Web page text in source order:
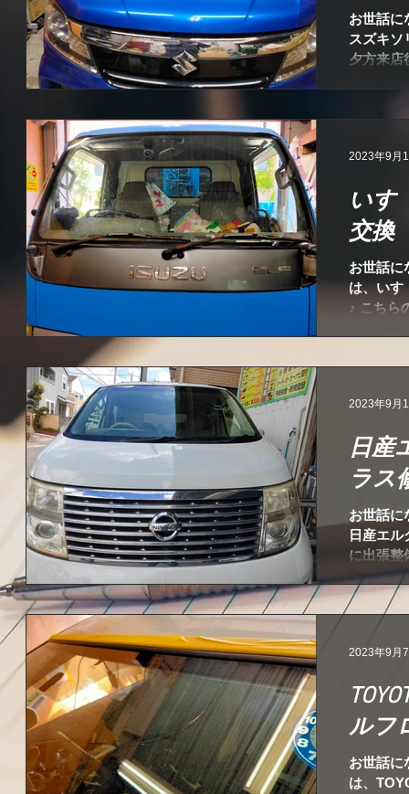
お世話に
スズキソ
夕方来店
ました。
いす
交換
お世話に
は、いす
♪ こちら
すので、
2023年9月
日産
ラス
お世話に
日産エ
に出張整
弊社の
出来る事
れば、弊
2023年9月
ルフ
お世話に
は、
2023年9月